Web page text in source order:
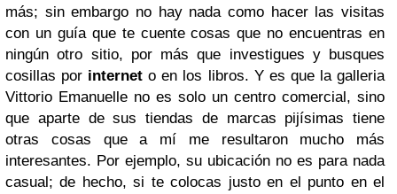
más; sin embargo no hay nada como hacer las visitas
con un guía que te cuente cosas que no encuentras en
ningún otro sitio, por más que investigues y busques
cosillas por internet o en los libros. Y es que la galleria
Vittorio Emanuelle no es solo un centro comercial, sino
que aparte de sus tiendas de marcas pijísimas tiene
otras cosas que a mí me resultaron mucho más
interesantes. Por ejemplo, su ubicación no es para nada
casual; de hecho, si te colocas justo en el punto en el